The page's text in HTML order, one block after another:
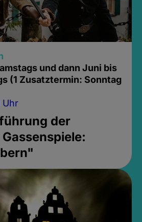
und dann Juni bis
(1 Zusatztermin: Sonntag
Uhr
der